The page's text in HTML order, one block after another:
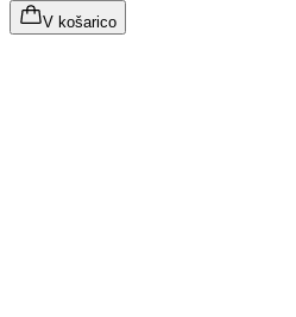
V košarico